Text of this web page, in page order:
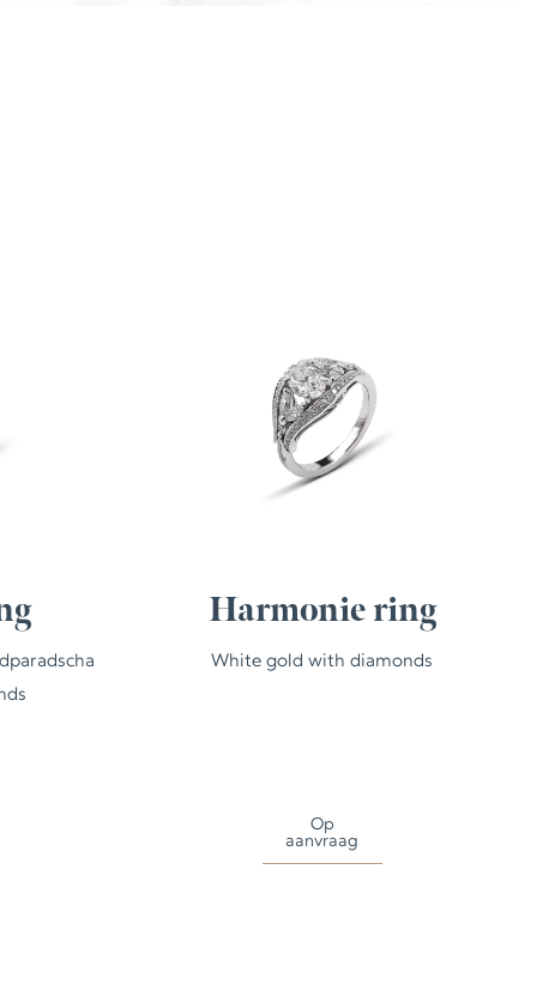
Harmonie ring
White gold with diamonds
Op
aanvraag